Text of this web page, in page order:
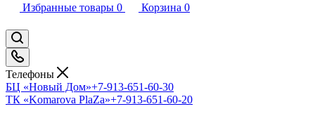
Избранные товары 0 Корзина 0
Телефоны
БЦ «Новый Дом»+7-913-651-60-30
ТК «Komarova PlaZa»+7-913-651-60-20